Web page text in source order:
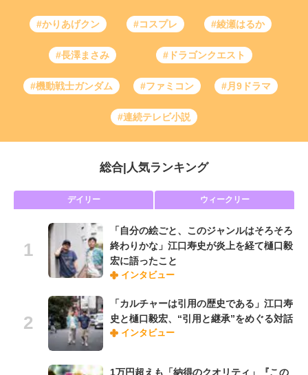
#かりあげクン #コスプレ #綾瀬はるか
#長澤まさみ #ドラゴンクエスト
#機動戦士ガンダム #ファミコン #月9ドラマ
#連続テレビ小説
総合 人気ランキング
デイリー ウィークリー
「自分の絵ごと、このジャンルはそろそろ
終わりかな」江口寿史が炎上を経て樋口毅
宏に語ったこと
インタビュー
「カルチャーは引用の歴史である」江口寿
史と樋口毅宏、“引用と継承”をめぐる対話
インタビュー
1万円超えも「納得のクオリティ」『この